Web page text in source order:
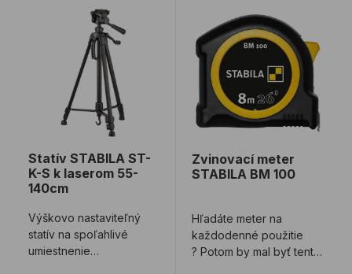
Statív STABILA ST-K-S k laserom 55-140cm
Statív STABILA ST-
K-S k laserom 55-
140cm
Výškovo nastaviteľný
statív na spoľahlivé
umiestnenie
Zvinovací meter
STABILA BM 100
Hľadáte meter na
každodenné použitie
? Potom by mal byť tento